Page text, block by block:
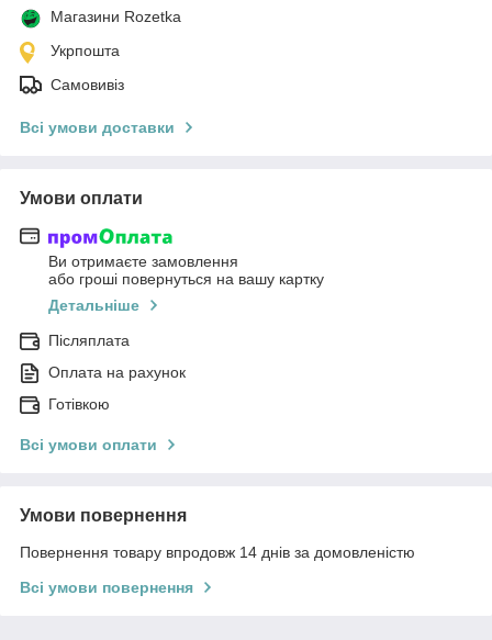
Магазини Rozetka
Укрпошта
Самовивіз
Всі умови доставки
Умови оплати
Ви отримаєте замовлення
або гроші повернуться на вашу картку
Детальніше
Післяплата
Оплата на рахунок
Готівкою
Всі умови оплати
Умови повернення
Повернення товару впродовж 14 днів за домовленістю
Всі умови повернення